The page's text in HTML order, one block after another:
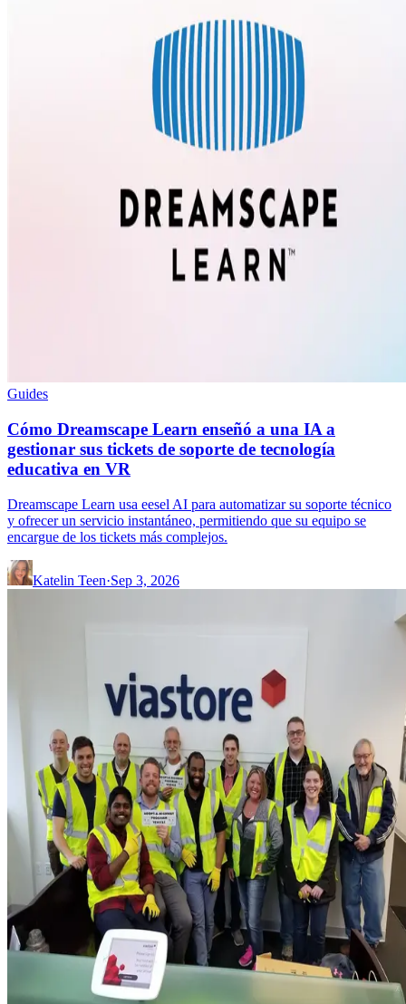
Guides
Cómo Dreamscape Learn enseñó a una IA a
gestionar sus tickets de soporte de tecnología
educativa en VR
Dreamscape Learn usa eesel AI para automatizar su soporte técnico
y ofrecer un servicio instantáneo, permitiendo que su equipo se
encargue de los tickets más complejos.
Katelin Teen·Sep 3, 2026